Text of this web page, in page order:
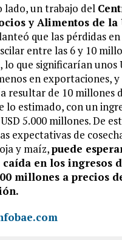
lado, un trabajo del
y Alimentos de la
que las pérdidas
entre las 6 y 10
lo que significarían unos
en exportaciones, y
resultar de 10 millones
lo estimado, con un
5.000 millones. De
expectativas de
y maíz,puede
caída en los ingresos
millones a precios